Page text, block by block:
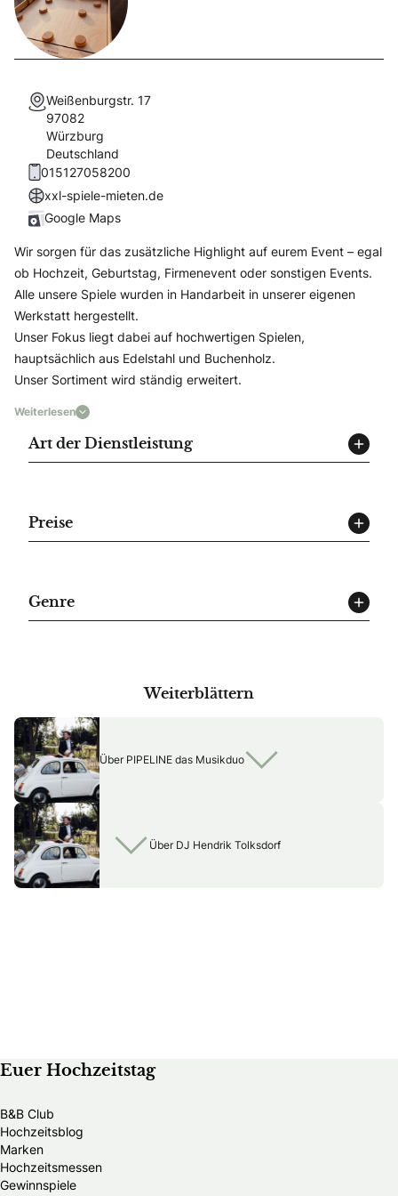
Weißenburgstr. 17
97082
Würzburg
Deutschland
015127058200
xxl-spiele-mieten.de
Google Maps
Wir sorgen für das zusätzliche Highlight auf eurem Event – egal
ob Hochzeit, Geburtstag, Firmenevent oder sonstigen Events.
Alle unsere Spiele wurden in Handarbeit in unserer eigenen
Werkstatt hergestellt.
Unser Fokus liegt dabei auf hochwertigen Spielen,
hauptsächlich aus Edelstahl und Buchenholz.
Unser Sortiment wird ständig erweitert.
Weiterlesen
Art der Dienstleistung
Preise
Genre
Weiterblättern
Über DJ Hendrik Tolksdorf
Über PIPELINE das Musikduo
Euer Hochzeitstag
B&B Club
Hochzeitsblog
Marken
Hochzeitsmessen
Gewinnspiele